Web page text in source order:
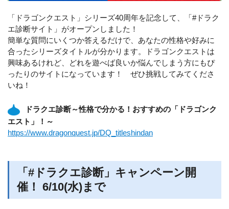
「ドラゴンクエスト」シリーズ40周年を記念して、「#ドラク
エ診断サイト」がオープンしました！
簡単な質問にいくつか答えるだけで、あなたの性格や好みに
合ったシリーズタイトルが分かります。ドラゴンクエストは
興味あるけれど、どれを遊べば良いか悩んでしまう方にもぴ
ったりのサイトになっています！ ぜひ挑戦してみてくださ
いね！
ドラクエ診断～性格で分かる！おすすめの「ドラゴンク
エスト」！～
https://www.dragonquest.jp/DQ_titleshindan
「#ドラクエ診断」キャンペーン開
催！ 6/10(水)まで